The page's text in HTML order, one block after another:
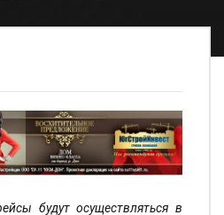
будут осуществляться в